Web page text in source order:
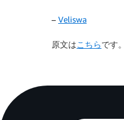
– Veliswa
原文はこちらです。